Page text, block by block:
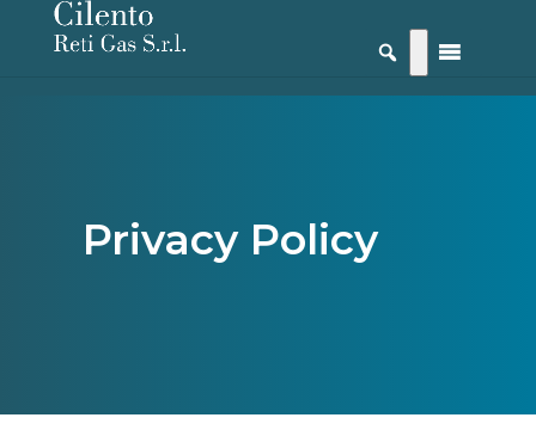
Privacy Policy